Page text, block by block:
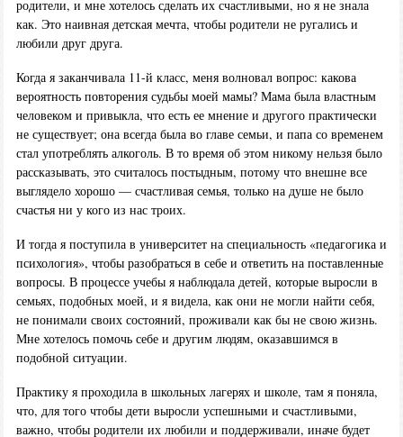
родители, и мне хотелось сделать их счастливыми, но я не знала
как. Это наивная детская мечта, чтобы родители не ругались и
любили друг друга.
Когда я заканчивала 11-й класс, меня волновал вопрос: какова
вероятность повторения судьбы моей мамы? Мама была властным
человеком и привыкла, что есть ее мнение и другого практически
не существует; она всегда была во главе семьи, и папа со временем
стал употреблять алкоголь. В то время об этом никому нельзя было
рассказывать, это считалось постыдным, потому что внешне все
выглядело хорошо — счастливая семья, только на душе не было
счастья ни у кого из нас троих.
И тогда я поступила в университет на специальность «педагогика и
психология», чтобы разобраться в себе и ответить на поставленные
вопросы. В процессе учебы я наблюдала детей, которые выросли в
семьях, подобных моей, и я видела, как они не могли найти себя,
не понимали своих состояний, проживали как бы не свою жизнь.
Мне хотелось помочь себе и другим людям, оказавшимся в
подобной ситуации.
Практику я проходила в школьных лагерях и школе, там я поняла,
что, для того чтобы дети выросли успешными и счастливыми,
важно, чтобы родители их любили и поддерживали, иначе будет